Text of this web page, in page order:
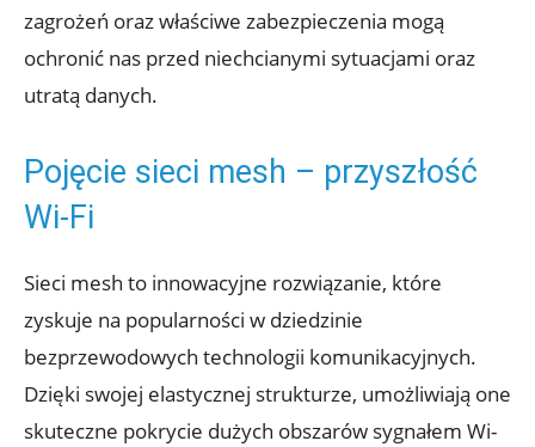
zagrożeń oraz właściwe ‌zabezpieczenia mogą
ochronić nas przed niechcianymi⁢ sytuacjami oraz
utratą danych.
Pojęcie​ sieci mesh – ​przyszłość‌
Wi-Fi
Sieci mesh to⁣ innowacyjne​ rozwiązanie, które ​
zyskuje ‌na ‍popularności w dziedzinie​
bezprzewodowych technologii komunikacyjnych.
Dzięki swojej elastycznej strukturze, umożliwiają one
skuteczne⁣ pokrycie dużych ⁢obszarów sygnałem‌ Wi-